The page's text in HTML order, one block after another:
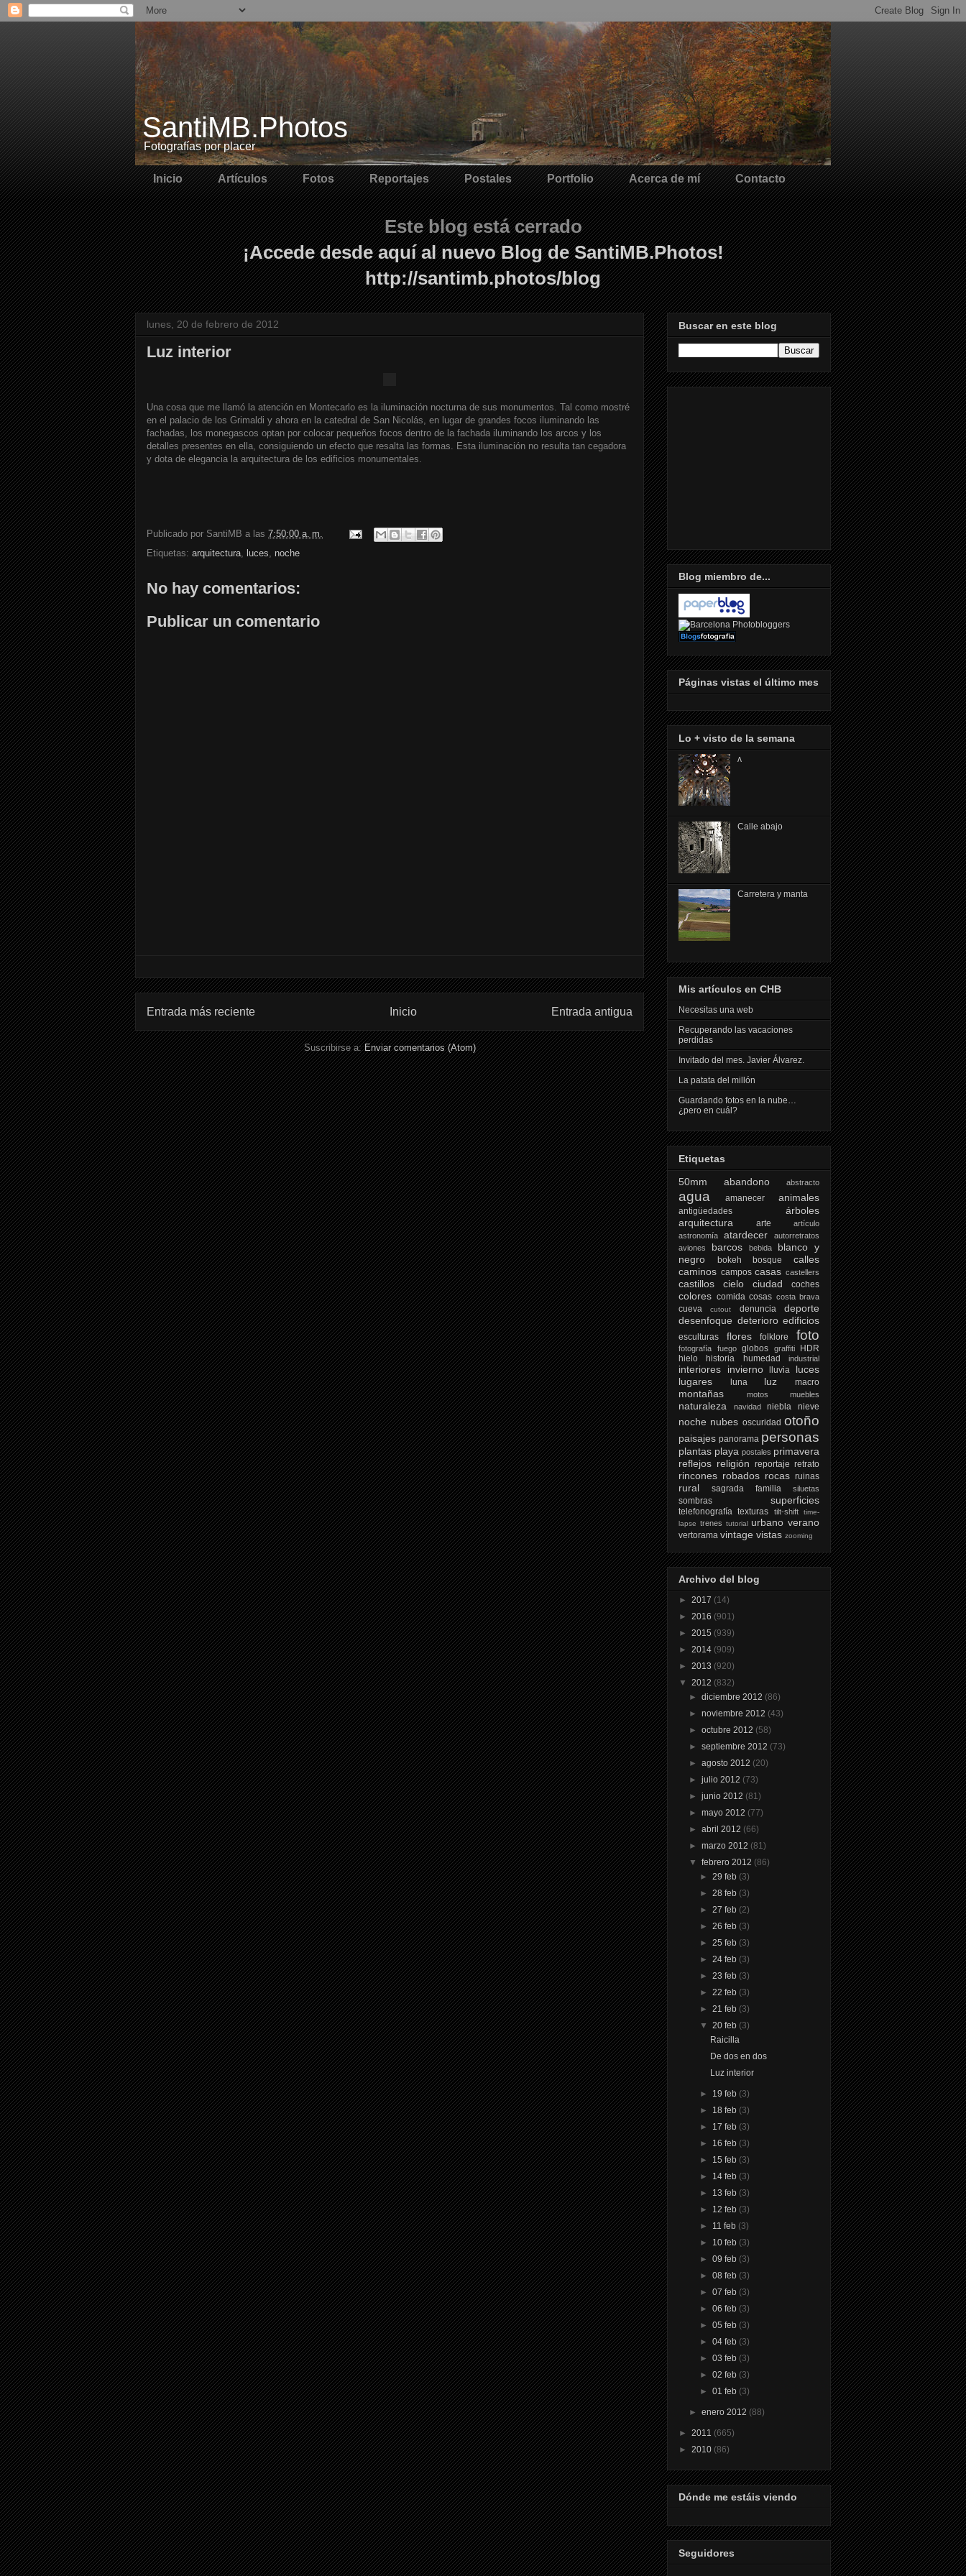
SantiMB.Photos
Fotografías por placer
Inicio Artículos Fotos Reportajes Postales Portfolio Acerca de mí Contacto
Este blog está cerrado
¡Accede desde aquí al nuevo Blog de SantiMB.Photos!
http://santimb.photos/blog
lunes, 20 de febrero de 2012
Luz interior
Una cosa que me llamó la atención en Montecarlo es la iluminación nocturna de sus monumentos. Tal como mostré
en el palacio de los Grimaldi y ahora en la catedral de San Nicolás, en lugar de grandes focos iluminando las
fachadas, los monegascos optan por colocar pequeños focos dentro de la fachada iluminando los arcos y los
detalles presentes en ella, consiguiendo un efecto que resalta las formas. Esta iluminación no resulta tan cegadora
y dota de elegancia la arquitectura de los edificios monumentales.
Publicado por SantiMB a las 7:50:00 a. m.
Etiquetas: arquitectura, luces, noche
No hay comentarios:
Publicar un comentario
Entrada más reciente Entrada antigua
Inicio
Suscribirse a:Enviar comentarios (Atom)
Buscar en este blog
Blog miembro de...
Páginas vistas el último mes
Lo + visto de la semana
ᴧ
Calle abajo
Carretera y manta
Mis artículos en CHB
Necesitas una web
Recuperando las vacaciones
perdidas
Invitado del mes. Javier Álvarez.
La patata del millón
Guardando fotos en la nube…
¿pero en cuál?
Etiquetas
50mm
abandono abstracto
agua amanecer animales
antigüedades
árboles
arquitectura
arte
artículo
astronomía
atardecer
autorretratos
aviones
barcos bebida
blanco y
negro
bokeh bosque
calles
caminos campos casas castellers
castillos cielo ciudad coches
colores comida cosas costa brava
cueva cutout denuncia
deporte
desenfoque deterioro edificios
esculturas flores folklore foto
fotografía fuego globos graffiti
HDR
hielo
historia humedad industrial
interiores invierno lluvia
luces
lugares
luna luz macro
montañas motos muebles
naturaleza navidad niebla nieve
noche nubes oscuridad otoño
paisajes panorama personas
plantas playa postales primavera
reflejos religión reportaje retrato
rincones robados rocas ruinas
rural sagrada familia siluetas
sombras superficies
telefonografía texturas tilt-shift
time-
lapse trenes tutorial urbano verano
vertorama vintage vistas zooming
Archivo del blog
► 2017 (14)
► 2016 (901)
► 2015 (939)
► 2014 (909)
► 2013 (920)
▼ 2012 (832)
►diciembre 2012 (86)
►noviembre 2012 (43)
►octubre 2012 (58)
►septiembre 2012 (73)
►agosto 2012 (20)
►julio 2012 (73)
►junio 2012 (81)
►mayo 2012 (77)
►abril 2012 (66)
►marzo 2012 (81)
▼febrero 2012 (86)
► 29 feb (3)
► 28 feb (3)
► 27 feb (2)
► 26 feb (3)
► 25 feb (3)
► 24 feb (3)
► 23 feb (3)
► 22 feb (3)
► 21 feb (3)
▼ 20 feb (3)
Raicilla
De dos en dos
Luz interior
► 19 feb (3)
► 18 feb (3)
► 17 feb (3)
► 16 feb (3)
► 15 feb (3)
► 14 feb (3)
► 13 feb (3)
► 12 feb (3)
► 11 feb (3)
► 10 feb (3)
► 09 feb (3)
► 08 feb (3)
► 07 feb (3)
► 06 feb (3)
► 05 feb (3)
► 04 feb (3)
► 03 feb (3)
► 02 feb (3)
► 01 feb (3)
►enero 2012 (88)
► 2011 (665)
► 2010 (86)
Dónde me estáis viendo
Seguidores